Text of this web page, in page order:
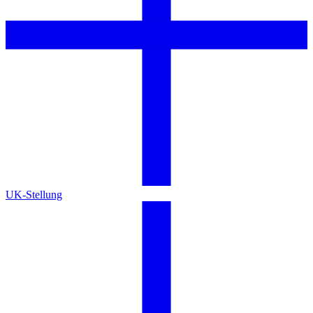
UK-Stellung